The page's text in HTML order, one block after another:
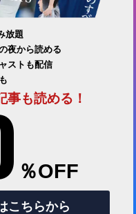
放題
夜から読める
ストも配信
も読める！
％OFF
こちらから